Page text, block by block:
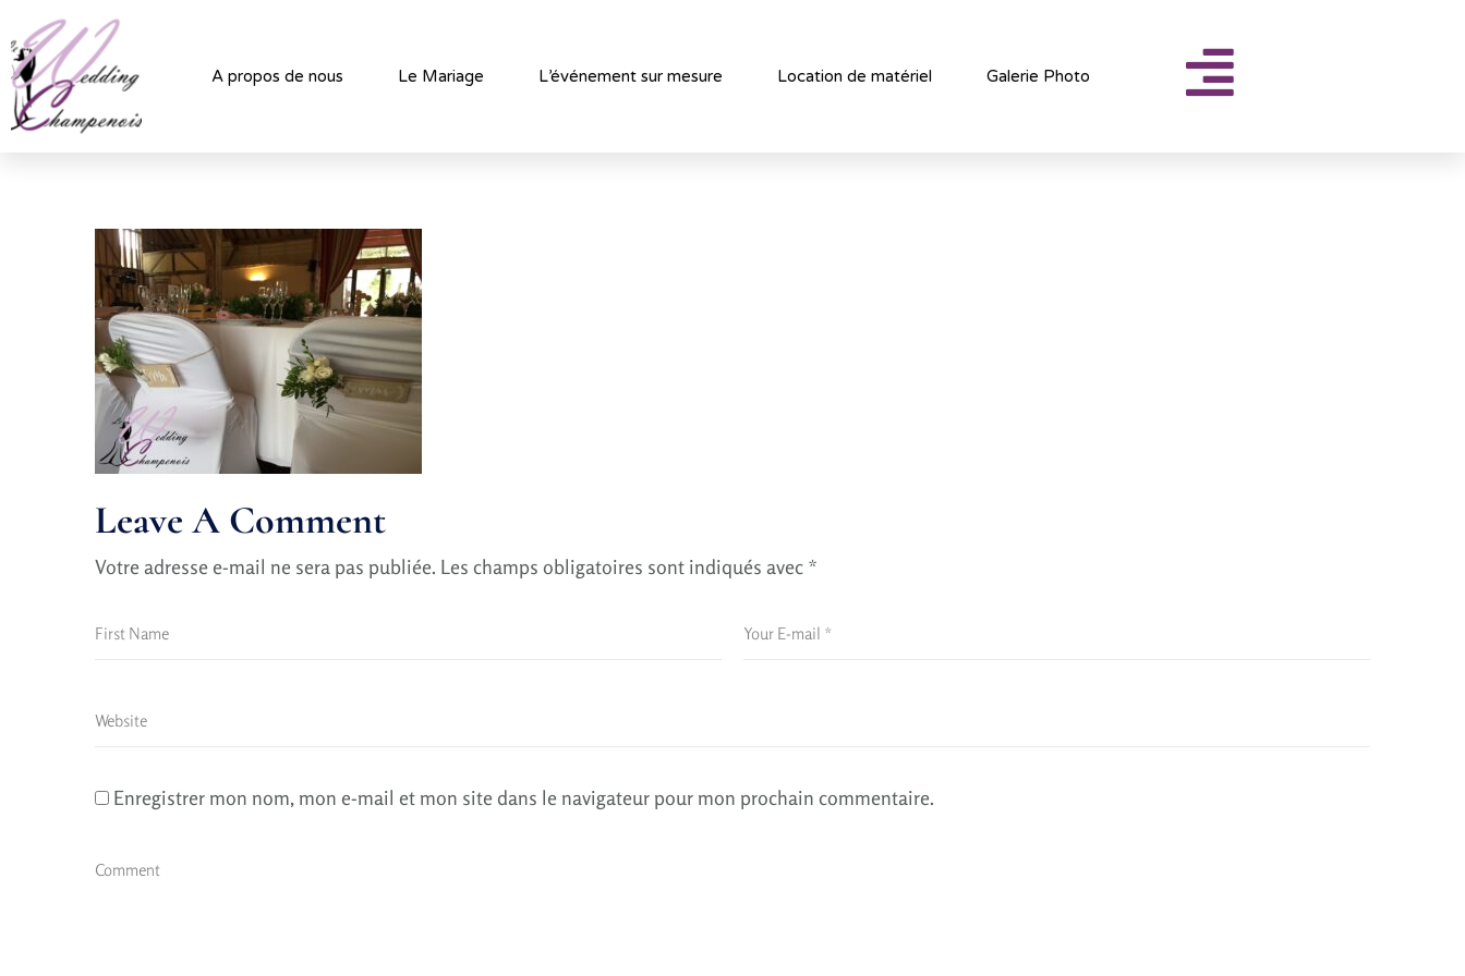
A propos de nous Le Mariage L’événement sur mesure Location de matériel Galerie Photo
Leave A Comment
Votre adresse e-mail ne sera pas publiée. Les champs obligatoires sont indiqués avec *
Enregistrer mon nom, mon e-mail et mon site dans le navigateur pour mon prochain commentaire.